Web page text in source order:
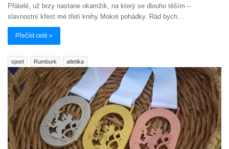
Přátelé, už brzy nastane okamžik, na který se dlouho těším –
slavnostní křest mé třetí knihy Mokré pohádky. Rád bych…
Přečíst celé »
sport Rumburk atletika